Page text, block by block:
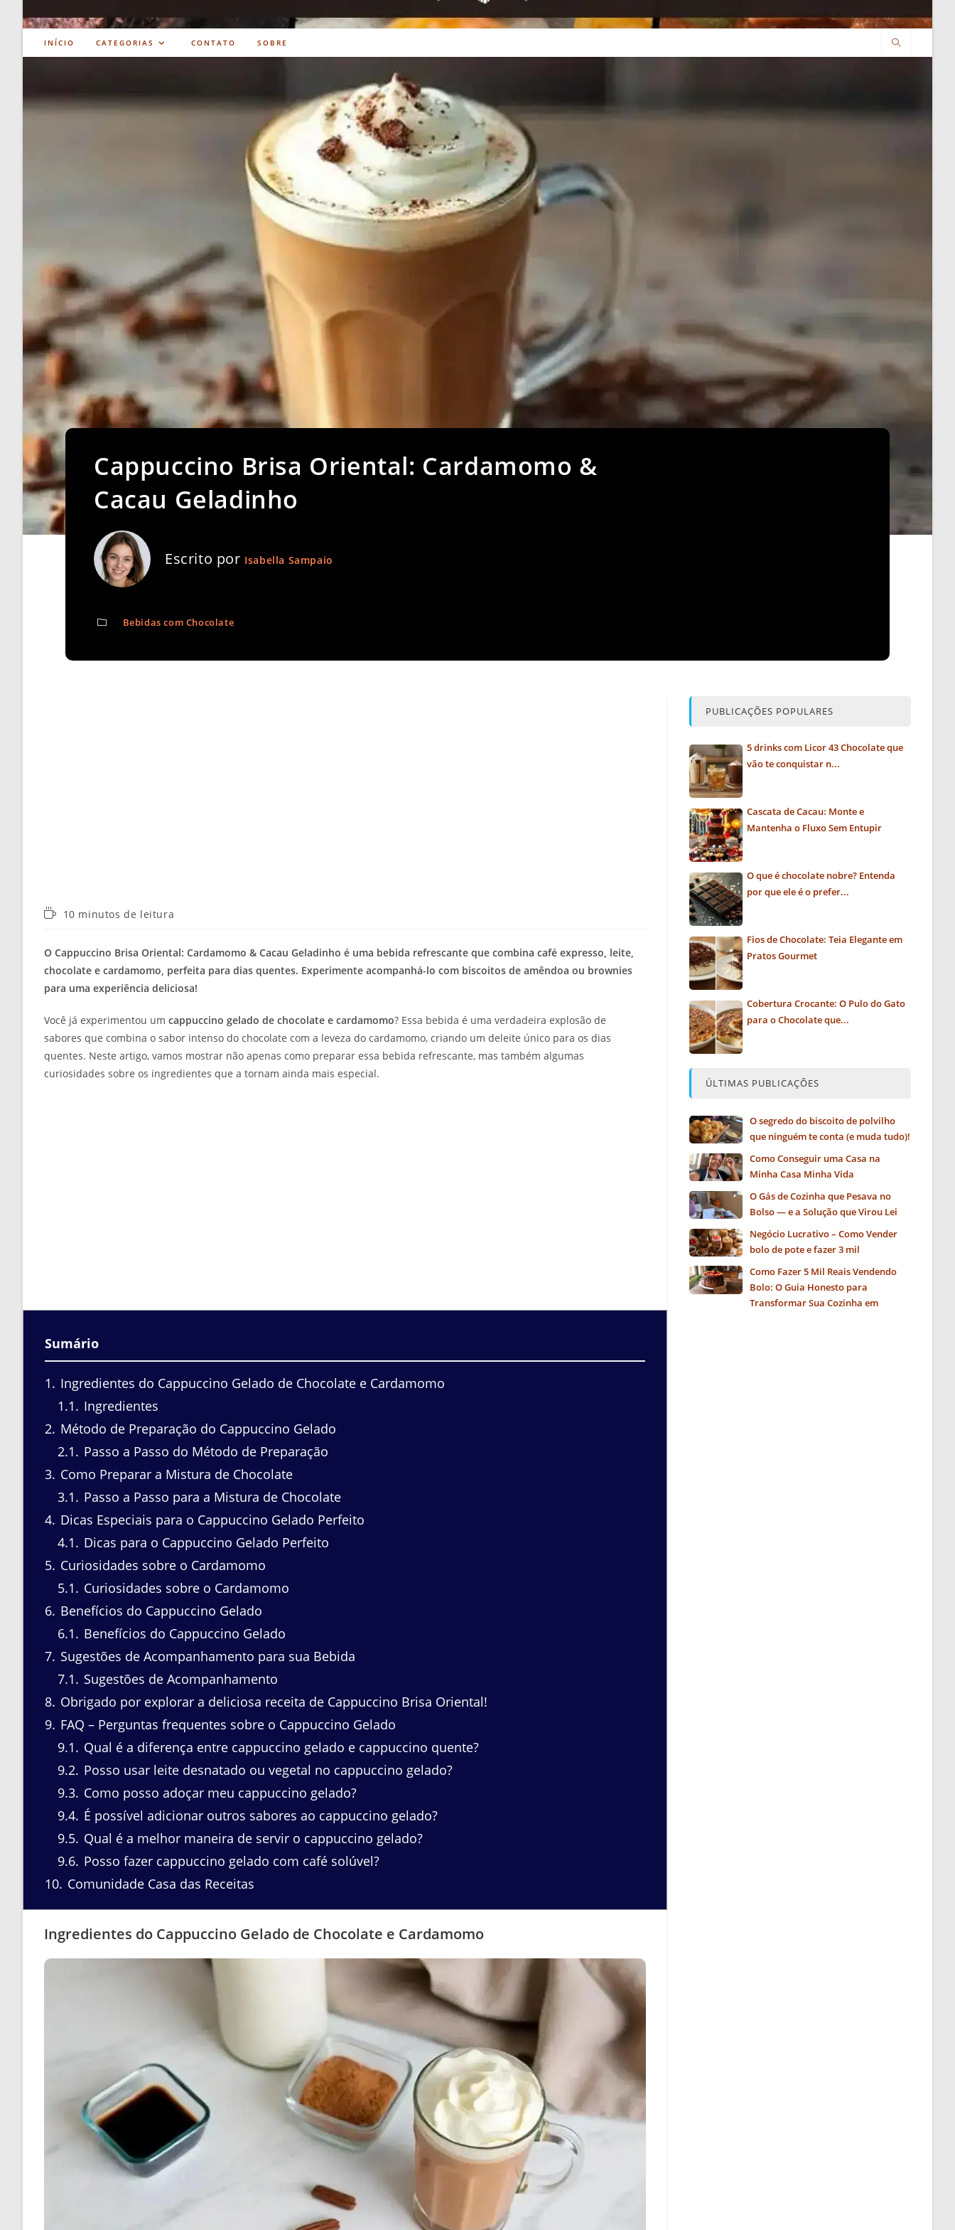
INÍCIO CATEGORIAS CONTATO SOBRE
Cappuccino Brisa Oriental: Cardamomo &
Cacau Geladinho
Escrito por Isabella Sampaio
Bebidas com Chocolate
Tempo10 minutos de leitura
O Cappuccino Brisa Oriental: Cardamomo & Cacau Geladinho é uma bebida refrescante que combina café expresso, leite,
chocolate e cardamomo, perfeita para dias quentes. Experimente acompanhá-lo com biscoitos de amêndoa ou brownies
para uma experiência deliciosa!
Você já experimentou um cappuccino gelado de chocolate e cardamomo? Essa bebida é uma verdadeira explosão de
sabores que combina o sabor intenso do chocolate com a leveza do cardamomo, criando um deleite único para os dias
quentes. Neste artigo, vamos mostrar não apenas como preparar essa bebida refrescante, mas também algumas
curiosidades sobre os ingredientes que a tornam ainda mais especial.
Sumário
1
Ingredientes do Cappuccino Gelado de Chocolate e Cardamomo
1.1
Ingredientes
2 Método de Preparação do Cappuccino Gelado
2.1
Passo a Passo do Método de Preparação
3 Como Preparar a Mistura de Chocolate
3.1
Passo a Passo para a Mistura de Chocolate
4 Dicas Especiais para o Cappuccino Gelado Perfeito
4.1
Dicas para o Cappuccino Gelado Perfeito
5 Curiosidades sobre o Cardamomo
5.1
Curiosidades sobre o Cardamomo
6 Benefícios do Cappuccino Gelado
6.1
Benefícios do Cappuccino Gelado
7 Sugestões de Acompanhamento para sua Bebida
7.1
Sugestões de Acompanhamento
8 Obrigado por explorar a deliciosa receita de Cappuccino Brisa Oriental!
9 FAQ – Perguntas frequentes sobre o Cappuccino Gelado
9.1
Qual é a diferença entre cappuccino gelado e cappuccino quente?
9.2 Posso usar leite desnatado ou vegetal no cappuccino gelado?
9.3 Como posso adoçar meu cappuccino gelado?
9.4 É possível adicionar outros sabores ao cappuccino gelado?
9.5 Qual é a melhor maneira de servir o cappuccino gelado?
9.6 Posso fazer cappuccino gelado com café solúvel?
10 Comunidade Casa das Receitas
Ingredientes do Cappuccino Gelado de Chocolate e Cardamomo
PUBLICAÇÕES POPULARES
5 drinks com Licor 43 Chocolate que
vão te conquistar n...
Cascata de Cacau: Monte e
Mantenha o Fluxo Sem Entupir
O que é chocolate nobre? Entenda
por que ele é o prefer...
Fios de Chocolate: Teia Elegante em
Pratos Gourmet
Cobertura Crocante: O Pulo do Gato
para o Chocolate que...
ÚLTIMAS PUBLICAÇÕES
O segredo do biscoito de polvilho
que ninguém te conta (e muda tudo)!
Como Conseguir uma Casa na
Minha Casa Minha Vida
O Gás de Cozinha que Pesava no
Bolso — e a Solução que Virou Lei
Negócio Lucrativo – Como Vender
bolo de pote e fazer 3 mil
Como Fazer 5 Mil Reais Vendendo
Bolo: O Guia Honesto para
Transformar Sua Cozinha em